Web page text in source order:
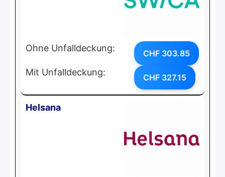
Ohne Unfalldeckung: CHF 303.85
Mit Unfalldeckung: CHF 327.15
Helsana